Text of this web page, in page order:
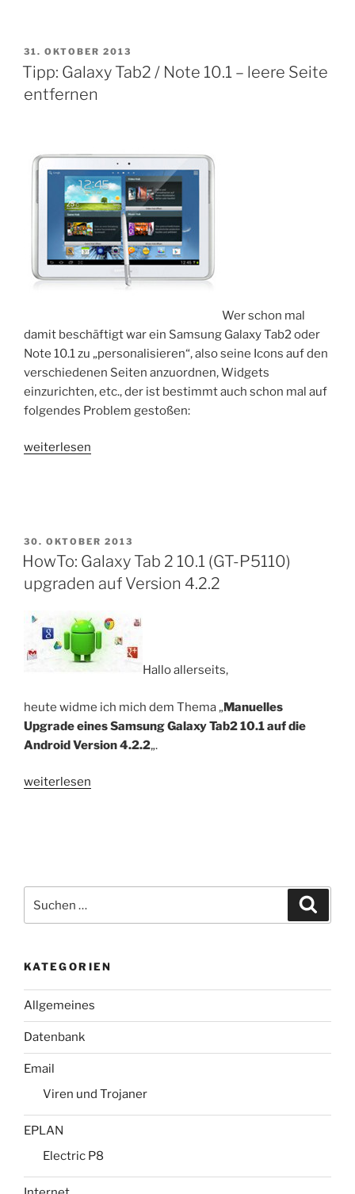
4.1.2
oder
4.2.2“
VERÖFFENTLICHT
AM
31. OKTOBER 2013
Tipp: Galaxy Tab2 / Note 10.1 – leere Seite
entfernen
Wer schon mal
damit beschäftigt war ein Samsung Galaxy Tab2 oder
Note 10.1 zu „personalisieren“, also seine Icons auf den
verschiedenen Seiten anzuordnen, Widgets
einzurichten, etc., der ist bestimmt auch schon mal auf
folgendes Problem gestoßen:
„Tipp:
10.1
–
leere
entfernen“
weiterlesen
VERÖFFENTLICHT
AM
30. OKTOBER 2013
HowTo: Galaxy Tab 2 10.1 (GT-P5110)
upgraden auf Version 4.2.2
Hallo allerseits,
heute widme ich mich dem Thema „Manuelles
Upgrade eines Samsung Galaxy Tab2 10.1 auf die
Android Version 4.2.2„.
„HowTo:
upgraden
4.2.2“
weiterlesen
nach:
KATEGORIEN
Allgemeines
Datenbank
Email
Viren und Trojaner
EPLAN
Electric P8